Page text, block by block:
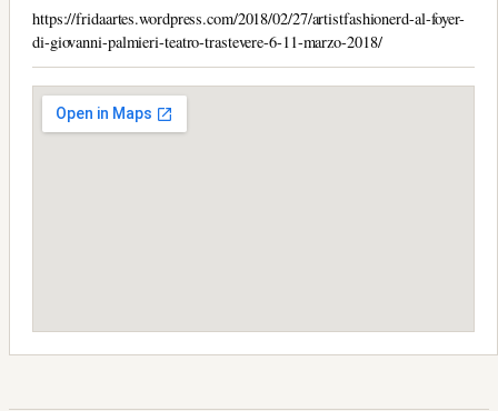
https://fridaartes.wordpress.com/2018/02/27/artistfashionerd-al-foyer-
di-giovanni-palmieri-teatro-trastevere-6-11-marzo-2018/